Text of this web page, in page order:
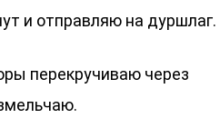
и отправляю на дуршлаг.
перекручиваю через